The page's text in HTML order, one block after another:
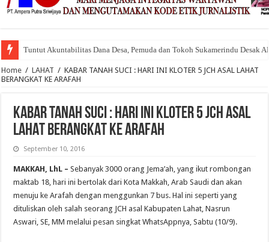
Tuntut Akuntabilitas Dana Desa, Pemuda dan Tokoh Sukamerindu Desak
Home / LAHAT / KABAR TANAH SUCI : HARI INI KLOTER 5 JCH ASAL LAHAT
BERANGKAT KE ARAFAH
KABAR TANAH SUCI : HARI INI KLOTER 5 JCH ASAL
LAHAT BERANGKAT KE ARAFAH
September 10, 2016
MAKKAH, LhL – Sebanyak 3000 orang Jema’ah, yang ikut rombongan
maktab 18, hari ini bertolak dari Kota Makkah, Arab Saudi dan akan
menuju ke Arafah dengan menggunkan 7 bus. Hal ini seperti yang
dituliskan oleh salah seorang JCH asal Kabupaten Lahat, Nasrun
Aswari, SE, MM melalui pesan singkat WhatsAppnya, Sabtu (10/9).